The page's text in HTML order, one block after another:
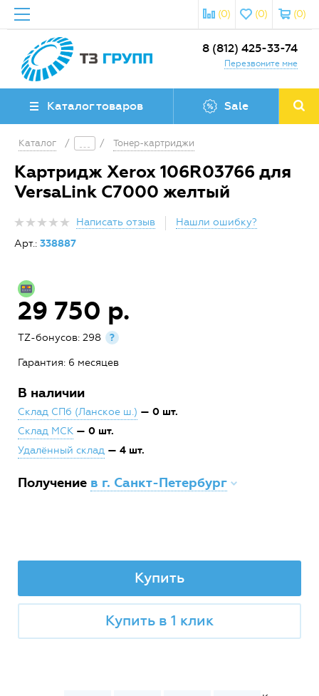
(0)
(0)
(0)
8 (812) 425-33-74
Перезвоните мне
Каталог товаров Sale
Каталог / / Тонер-картриджи
Картридж Xerox 106R03766 для
VersaLink C7000 желтый
Написать отзыв
Нашли ошибку?
Арт.: 338887
29 750 р.
TZ-бонусов: 298 ?
Гарантия: 6 месяцев
В наличии
Склад СПб (Ланское ш.) — 0 шт.
Склад МСК — 0 шт.
Удалённый склад — 4 шт.
Получение в г. Санкт-Петербург
Купить
Купить в 1 клик